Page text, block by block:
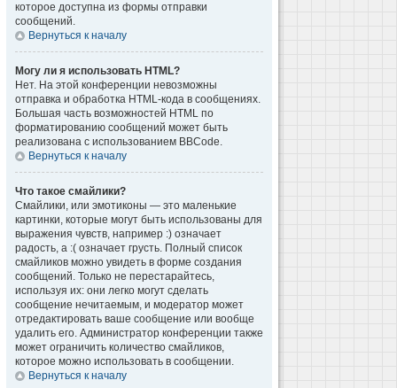
которое доступна из формы отправки
сообщений.
Вернуться к началу
Могу ли я использовать HTML?
Нет. На этой конференции невозможны
отправка и обработка HTML-кода в сообщениях.
Большая часть возможностей HTML по
форматированию сообщений может быть
реализована с использованием BBCode.
Вернуться к началу
Что такое смайлики?
Смайлики, или эмотиконы — это маленькие
картинки, которые могут быть использованы для
выражения чувств, например :) означает
радость, а :( означает грусть. Полный список
смайликов можно увидеть в форме создания
сообщений. Только не перестарайтесь,
используя их: они легко могут сделать
сообщение нечитаемым, и модератор может
отредактировать ваше сообщение или вообще
удалить его. Администратор конференции также
может ограничить количество смайликов,
которое можно использовать в сообщении.
Вернуться к началу